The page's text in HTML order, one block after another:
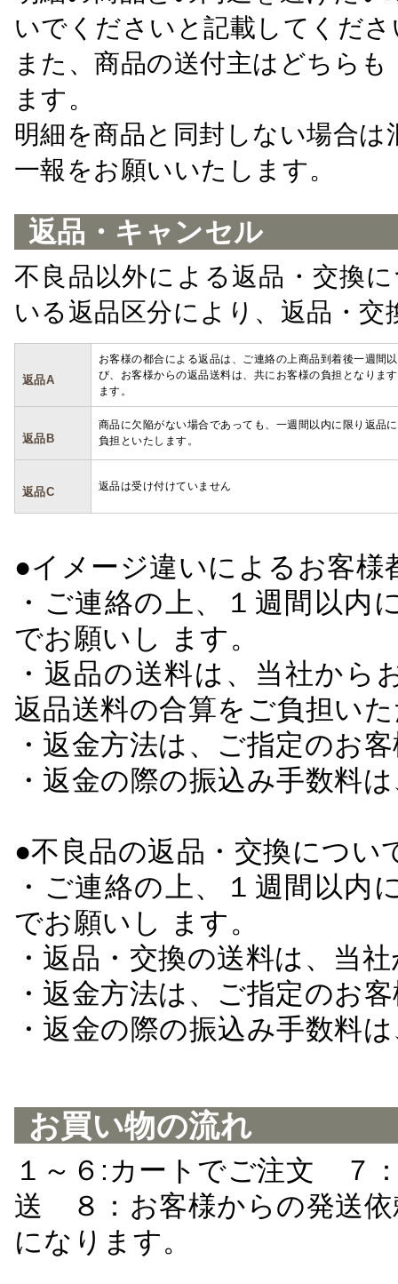
いでくださいと記載してくださ
また、商品の送付主はどちら
ます。
明細を商品と同封しない場合
一報をお願いいたします。
返品・キャンセル
不良品以外による返品・交換
いる返品区分により、返品・
返品A
お客様の都合による返品は、ご連絡の上商品到着後一週間
び、お客様からの返品送料は、共にお客様の負担となりま
ます。
返品B
商品に欠陥がない場合であっても、一週間以内に限り返品
負担といたします。
返品C 返品は受け付けていません
●イメージ違いによるお客
・ご連絡の上、１週間以
でお願いし ます。
・返品の送料は、当社か
返品送料の合算をご負担い
・返金方法は、ご指定のお
・返金の際の振込み手数料
●不良品の返品・交換につい
・ご連絡の上、１週間以
でお願いし ます。
・返品・交換の送料は、当
・返金方法は、ご指定のお
・返金の際の振込み手数料
お買い物の流れ
１～６:カートでご注文 ７
送 ８：お客様からの発送
になります。